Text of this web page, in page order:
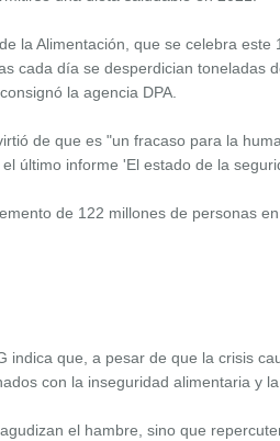
la Alimentación, que se celebra
cada día se desperdician toneladas
la agencia DPA.
de que es "un fracaso para la
último informe 'El estado de la
de 122 millones de personas
indica que, a pesar de que la crisis
con la inseguridad alimentaria y
el hambre, sino que